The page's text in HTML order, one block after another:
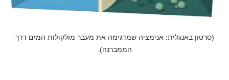
(סרטון באנגלית: אנימציה שמדגימה את מעבר מולקולות המים דרך
הממברנה).